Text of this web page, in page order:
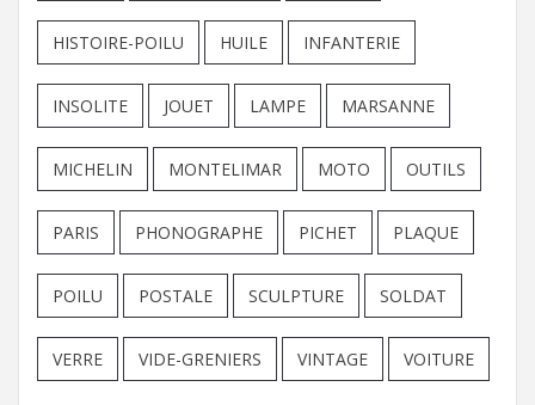
HISTOIRE-POILU HUILE INFANTERIE
INSOLITE JOUET LAMPE MARSANNE
MICHELIN MONTELIMAR MOTO OUTILS
PARIS PHONOGRAPHE PICHET PLAQUE
POILU POSTALE SCULPTURE SOLDAT
VERRE VIDE-GRENIERS VINTAGE VOITURE